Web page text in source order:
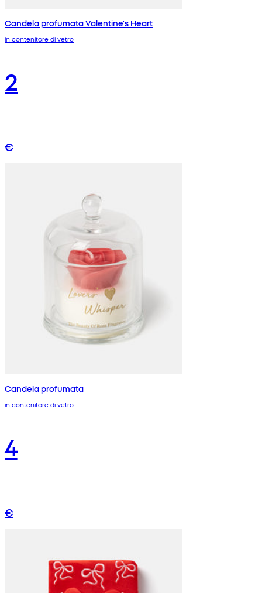
Candela profumata Valentine's Heart
in contenitore di vetro
2
€
Candela profumata
in contenitore di vetro
4
€